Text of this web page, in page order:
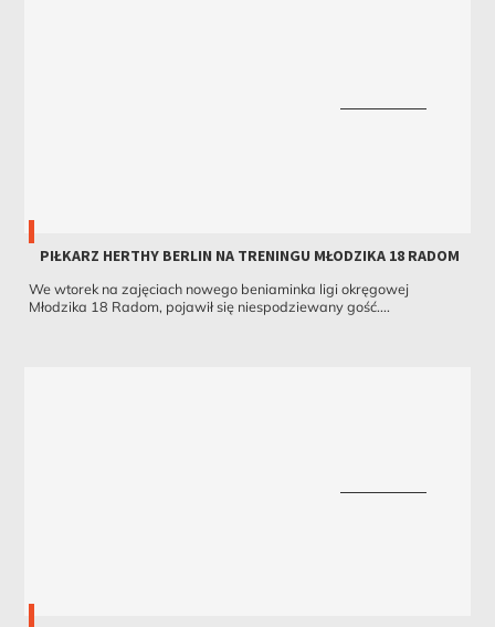
PIŁKARZ HERTHY BERLIN NA TRENINGU MŁODZIKA 18 RADOM
We wtorek na zajęciach nowego beniaminka ligi okręgowej
Młodzika 18 Radom, pojawił się niespodziewany gość....